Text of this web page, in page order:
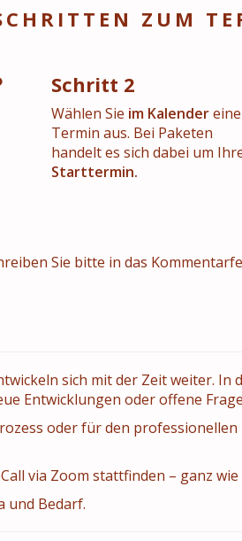
ZUM
Schritt 2
Wählen Sie im Kalender
Termin aus. Bei Paketen
handelt es sich dabei um
Starttermin.
Sie bitte in das
sich mit der Zeit weiter.
Entwicklungen oder offene
oder für den
via Zoom stattfinden – ganz
und Bedarf.